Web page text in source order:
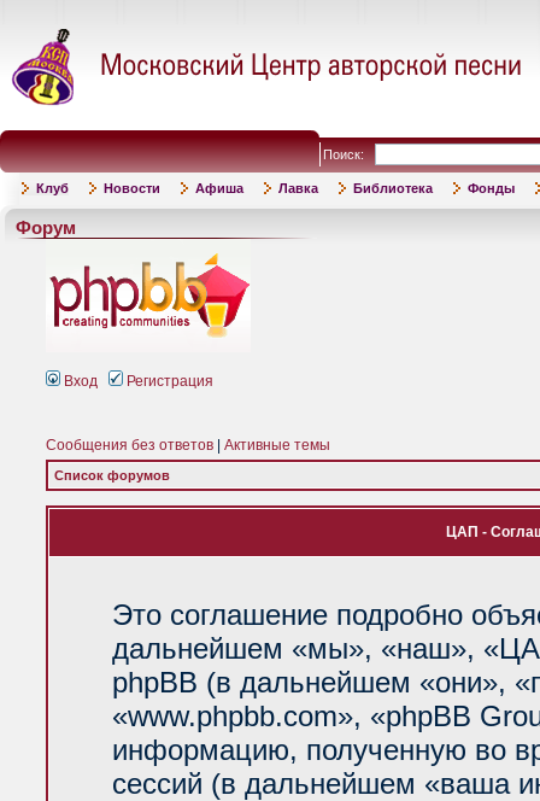
Поиск:
Клуб Новости Афиша Лавка Библиотека Фонды
Форум
Вход Регистрация
Сообщения без ответов Активные темы
Список форумов
ЦАП -
Это соглашение подробно
дальнейшем «мы», «наш»,
phpBB (в дальнейшем «они»,
«www.phpbb.com», «phpBB
информацию, полученную во
сессий (в дальнейшем «ваша